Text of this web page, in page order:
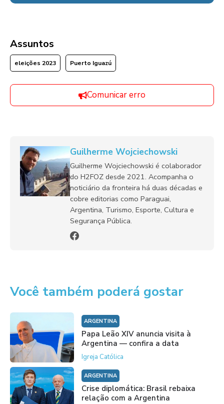
Assuntos
eleições 2023 Puerto Iguazú
Comunicar erro
Guilherme Wojciechowski
Guilherme Wojciechowski é colaborador
do H2FOZ desde 2021. Acompanha o
noticiário da fronteira há duas décadas e
cobre editorias como Paraguai,
Argentina, Turismo, Esporte, Cultura e
Segurança Pública.
Você também poderá gostar
ARGENTINA
Papa Leão XIV anuncia visita à
Argentina — confira a data
Igreja Católica
ARGENTINA
Crise diplomática: Brasil rebaixa
relação com a Argentina